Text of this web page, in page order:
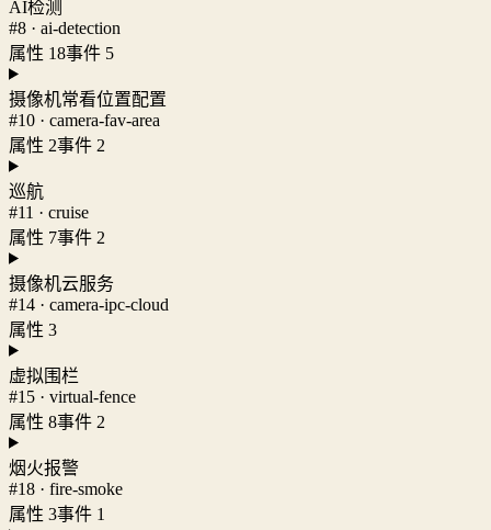
AI检测
#8 · ai-detection
属性 18事件 5
摄像机常看位置配置
#10 · camera-fav-area
属性 2事件 2
巡航
#11 · cruise
属性 7事件 2
摄像机云服务
#14 · camera-ipc-cloud
属性 3
虚拟围栏
#15 · virtual-fence
属性 8事件 2
烟火报警
#18 · fire-smoke
属性 3事件 1